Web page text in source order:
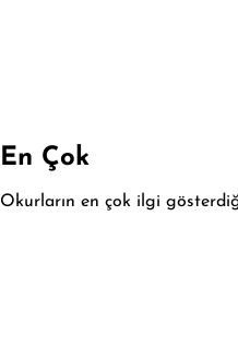
En Çok
Okurların en çok ilgi